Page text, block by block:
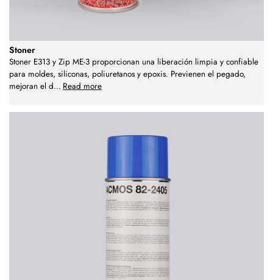
Stoner
Stoner E313 y Zip ME-3 proporcionan una liberación limpia y confiable
para moldes, siliconas, poliuretanos y epoxis. Previenen el pegado,
mejoran el d... Read more